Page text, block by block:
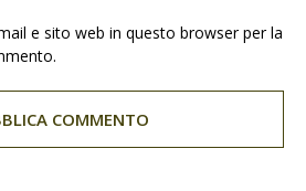
e sito web in questo browser per la